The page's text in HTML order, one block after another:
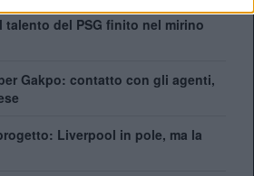
talento del PSG finito nel mirino
Gakpo: contatto con gli agenti,
Liverpool in pole, ma la